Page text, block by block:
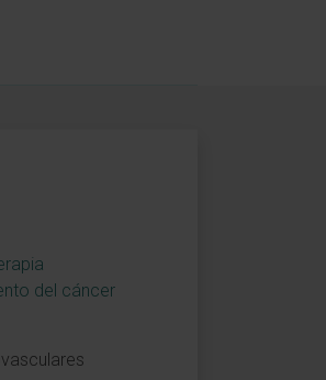
del cáncer